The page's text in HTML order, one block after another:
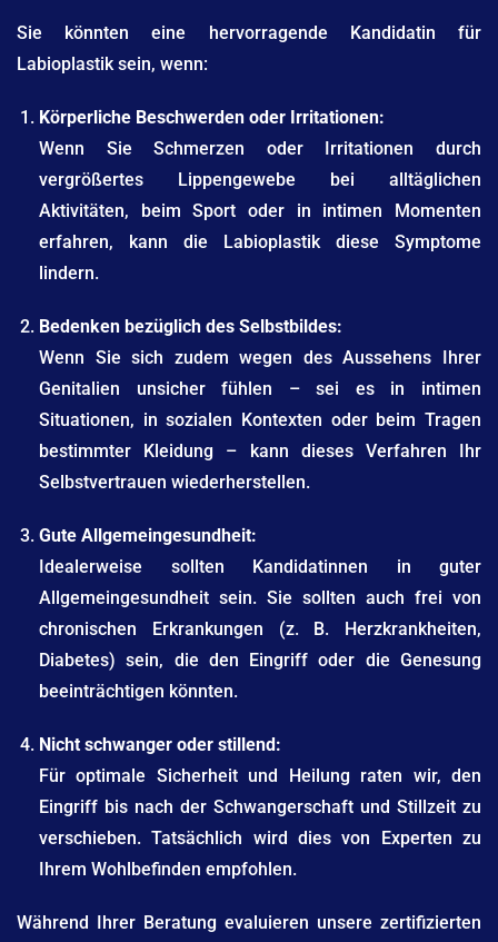
Sie könnten eine hervorragende Kandidatin für
Labioplastik sein, wenn:
Körperliche Beschwerden oder Irritationen:
Wenn Sie Schmerzen oder Irritationen durch
vergrößertes Lippengewebe bei alltäglichen
Aktivitäten, beim Sport oder in intimen Momenten
erfahren, kann die Labioplastik diese Symptome
lindern.
Bedenken bezüglich des Selbstbildes:
Wenn Sie sich zudem wegen des Aussehens Ihrer
Genitalien unsicher fühlen – sei es in intimen
Situationen, in sozialen Kontexten oder beim Tragen
bestimmter Kleidung – kann dieses Verfahren Ihr
Selbstvertrauen wiederherstellen.
Gute Allgemeingesundheit:
Idealerweise sollten Kandidatinnen in guter
Allgemeingesundheit sein. Sie sollten auch frei von
chronischen Erkrankungen (z. B. Herzkrankheiten,
Diabetes) sein, die den Eingriff oder die Genesung
beeinträchtigen könnten.
Nicht schwanger oder stillend:
Für optimale Sicherheit und Heilung raten wir, den
Eingriff bis nach der Schwangerschaft und Stillzeit zu
verschieben. Tatsächlich wird dies von Experten zu
Ihrem Wohlbefinden empfohlen.
Während Ihrer Beratung evaluieren unsere zertifizierten